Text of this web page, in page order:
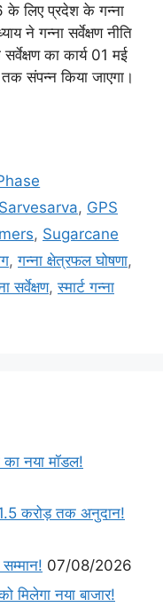
लिए प्रदेश के गन्ना
ने गन्ना सर्वेक्षण नीति
का कार्य 01 मई
संपन्न किया जाएगा।
, GPS
, Sugarcane
,गन्ना क्षेत्रफल घोषणा,
सर्वेक्षण,स्मार्ट गन्ना
का नया मॉडल!
1.5 करोड़ तक अनुदान!
07/08/2026
मिलेगा नया बाजार!